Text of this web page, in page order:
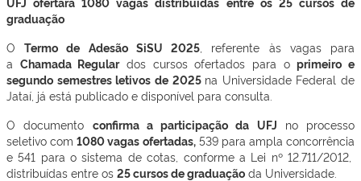
graduação
OTermo de Adesão SiSU 2025 , referente às vagas para
a Chamada Regulardos cursos ofertados para oprimeiro e
segundo semestres letivos de 2025 na Universidade Federal de
Jataí, já está publicado e disponível para consulta.
O documento confirma a participação da UFJ no processo
seletivo com1080 vagas ofertadas,539 para ampla concorrência
e 541 para o sistema de cotas, conforme a Lei nº 12.711/2012,
distribuídas entre os 25 cursos de graduação da Universidade.